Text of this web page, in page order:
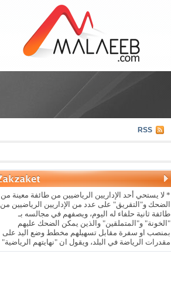
RSS
* لا يستحي أحد الإداريين الرياضيين من طائفة معينة من
الضحك و"التقريق" على عدد من الإداريين الرياضيين من
طائفة ثانية حلفاء له اليوم، ويصفهم في مجالسه بـ
"الخونة" و"المتملقين" والذين يمكن الضحك عليهم
بمنصب او سفرة مقابل تسهيلهم مخطط وضع اليد على
مقدرات الرياضة في البلد، ويقول ان "نهايتهم الرياضية"